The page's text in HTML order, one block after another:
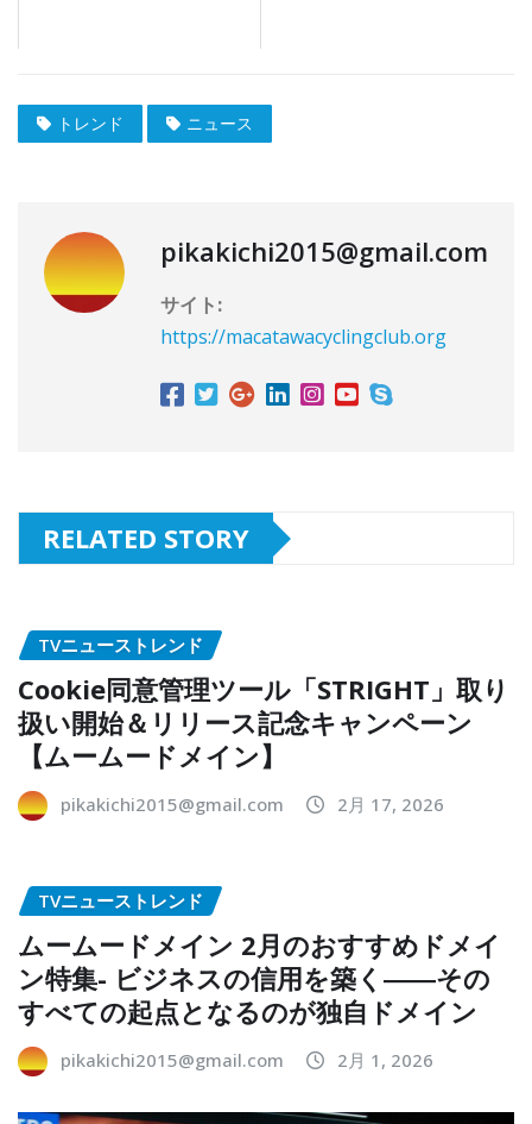
トレンド ニュース
pikakichi2015@gmail.com
サイト:
https://macatawacyclingclub.org
RELATED STORY
TVニューストレンド
Cookie同意管理ツール「STRIGHT」取り
扱い開始＆リリース記念キャンペーン
【ムームードメイン】
pikakichi2015@gmail.com 2月 17, 2026
TVニューストレンド
ムームードメイン 2月のおすすめドメイ
ン特集- ビジネスの信用を築く――その
すべての起点となるのが独自ドメイン
pikakichi2015@gmail.com 2月 1, 2026